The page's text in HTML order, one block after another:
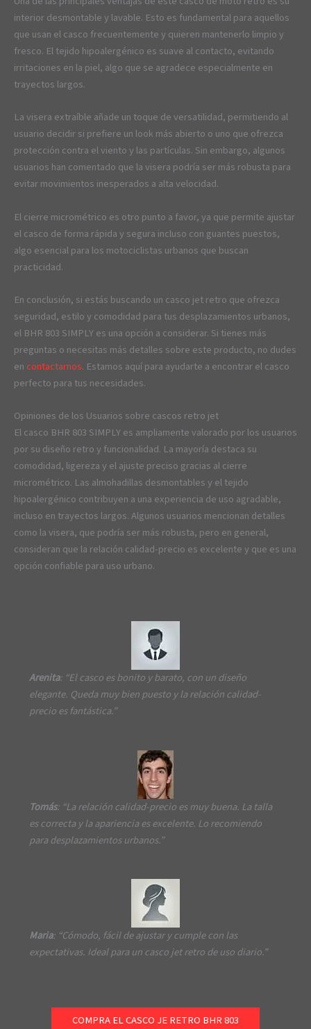
interior desmontable y lavable. Esto es fundamental para aquellos
que usan el casco frecuentemente y quieren mantenerlo limpio y
fresco. El tejido hipoalergénico es suave al contacto, evitando
irritaciones en la piel, algo que se agradece especialmente en
trayectos largos.
La visera extraíble añade un toque de versatilidad, permitiendo al
usuario decidir si prefiere un look más abierto o uno que ofrezca
protección contra el viento y las partículas. Sin embargo, algunos
usuarios han comentado que la visera podría ser más robusta para
evitar movimientos inesperados a alta velocidad.
El cierre micrométrico es otro punto a favor, ya que permite ajustar
el casco de forma rápida y segura incluso con guantes puestos,
algo esencial para los motociclistas urbanos que buscan
practicidad.
En conclusión, si estás buscando un casco jet retro que ofrezca
seguridad, estilo y comodidad para tus desplazamientos urbanos,
el BHR 803 SIMPLY es una opción a considerar. Si tienes más
preguntas o necesitas más detalles sobre este producto, no dudes
encontactarnos. Estamos aquí para ayudarte a encontrar el casco
perfecto para tus necesidades.
Opiniones de los Usuarios sobre cascos retro jet
El casco BHR 803 SIMPLY es ampliamente valorado por los usuarios
por su diseño retro y funcionalidad. La mayoría destaca su
comodidad, ligereza y el ajuste preciso gracias al cierre
micrométrico. Las almohadillas desmontables y el tejido
hipoalergénico contribuyen a una experiencia de uso agradable,
incluso en trayectos largos. Algunos usuarios mencionan detalles
como la visera, que podría ser más robusta, pero en general,
consideran que la relación calidad-precio es excelente y que es una
opción confiable para uso urbano.
Arenita: “El casco es bonito y barato, con un diseño
elegante. Queda muy bien puesto y la relación calidad-
precio es fantástica.”
Tomás: “La relación calidad-precio es muy buena. La talla
es correcta y la apariencia es excelente. Lo recomiendo
para desplazamientos urbanos.”
Maria: “Cómodo, fácil de ajustar y cumple con las
expectativas. Ideal para un casco jet retro de uso diario.”
COMPRA EL CASCO JE RETRO BHR 803